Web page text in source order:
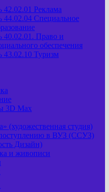
42.02.01 Реклама
44.02.04 Специальное
40.02.01. Право и
обеспечения
43.02.10 Туризм
3D Max
(художественная студия)
в ВУЗ (ССУЗ)
Дизайн)
и живописи